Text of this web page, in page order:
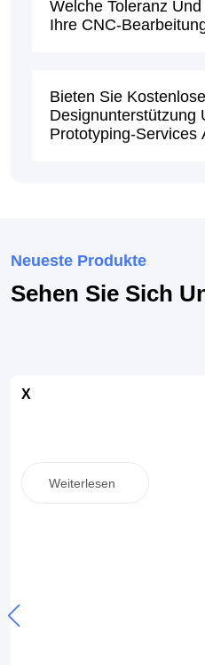
Welche Toleranz
Ihre CNC-
Bieten Sie Kostenlose
Designunterstützung
Prototyping-Services
Neueste Produkte
Sehen Sie Sich
X
Weiterlesen